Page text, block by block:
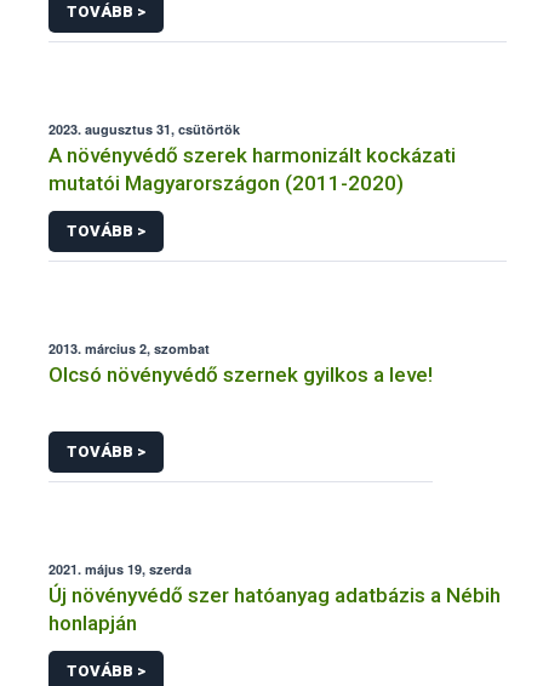
TOVÁBB >
2023. augusztus 31, csütörtök
A növényvédő szerek harmonizált kockázati
mutatói Magyarországon (2011-2020)
TOVÁBB >
2013. március 2, szombat
Olcsó növényvédő szernek gyilkos a leve!
TOVÁBB >
2021. május 19, szerda
Új növényvédő szer hatóanyag adatbázis a Nébih
honlapján
TOVÁBB >